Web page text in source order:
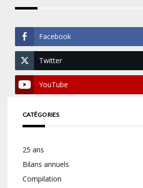
Facebook
Twitter
YouTube
CATÉGORIES
25 ans
Bilans annuels
Compilation